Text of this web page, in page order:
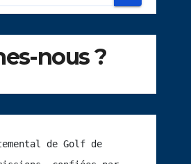
nous ?